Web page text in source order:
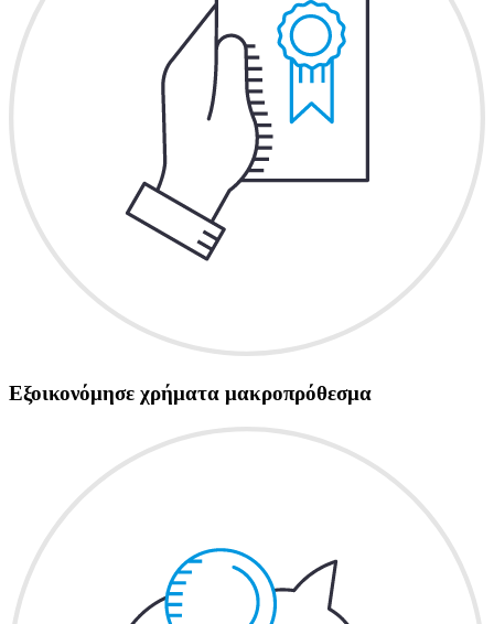
Εξοικονόμησε χρήματα μακροπρόθεσμα